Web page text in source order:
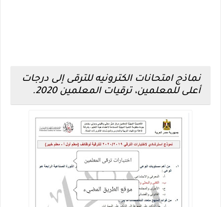
نماذج امتحانات الكترونيه للترقى إلى درجات
أعلى للمعلمين، ترقيات المعلمين 2020.